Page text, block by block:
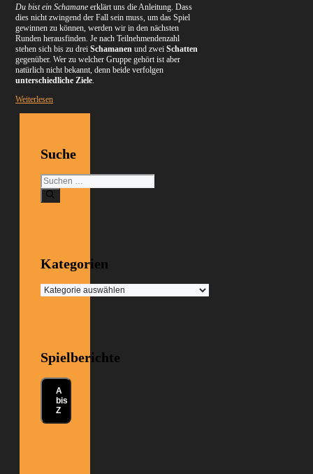
Du bist ein Schamane erklärt uns die Anleitung. Dass
dies nicht zwingend der Fall sein muss, um das Spiel
gewinnen zu können, werden wir in den nächsten
Runden herausfinden. Je nach Teilnehmendenzahl
stehen sich bis zu dreiSchamanen und zweiSchatten
gegenüber. Wer zu welcher Gruppe gehört ist aber
natürlich nicht bekannt, denn beide verfolgen
unterschiedliche Ziele.
Weiterlesen
Suche
Suchen
nach:
Kategorien
Kategorien
Spielberichte
A
bis
Z